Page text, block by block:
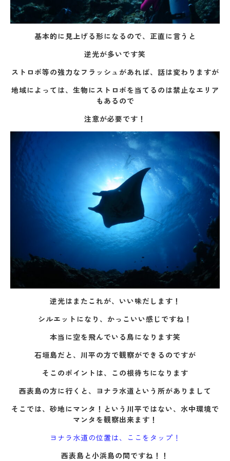
基本的に見上げる形になるので、正直に言うと
逆光が多いです笑
ストロボ等の強力なフラッシュがあれば、話は変わりますが
地域によっては、生物にストロボを当てるのは禁止なエリア
もあるので
注意が必要です！
逆光はまたこれが、いい味だします！
シルエットになり、かっこいい感じですね！
本当に空を飛んでいる鳥になります笑
石垣島だと、川平の方で観察ができるのですが
そこのポイントは、この根待ちになります
西表島の方に行くと、ヨナラ水道という所がありまして
そこでは、砂地にマンタ！という川平ではない、水中環境で
マンタを観察出来ます！
ヨナラ水道の位置は、ここをタップ！
西表島と小浜島の間ですね！！